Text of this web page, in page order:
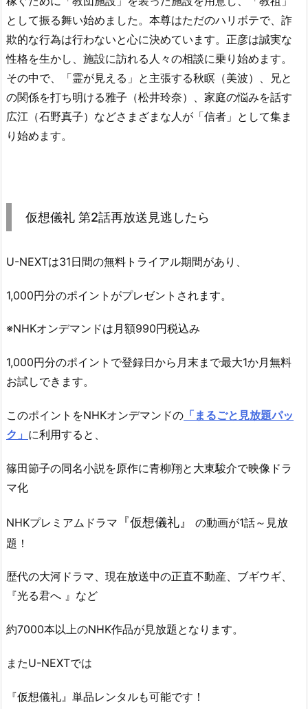
として振る舞い始めました。本尊はただのハリボテで、詐
欺的な行為は行わないと心に決めています。正彦は誠実な
性格を生かし、施設に訪れる人々の相談に乗り始めます。
その中で、「霊が見える」と主張する秋瞑（美波）、兄と
の関係を打ち明ける雅子（松井玲奈）、家庭の悩みを話す
広江（石野真子）などさまざまな人が「信者」として集ま
り始めます。
仮想儀礼 第2話再放送見逃したら
U-NEXTは31日間の無料トライアル期間があり、
1,000円分のポイントがプレゼントされます。
※NHKオンデマンドは月額990円税込み
1,000円分のポイントで登録日から月末まで最大1か月無料
お試しできます。
このポイントをNHKオンデマンドの 「まるごと見放題パッ
ク」 に利用すると、
篠田節子の同名小説を原作に青柳翔と大東駿介で映像ドラ
マ化
NHKプレミアムドラマ 『仮想儀礼』
の動画が1話～見放
題！
歴代の大河ドラマ、現在放送中の正直不動産、ブギウギ、
『光る君へ 』など
約7000本以上のNHK作品が見放題となります。
またU-NEXTでは
『仮想儀礼』単品レンタルも可能です！